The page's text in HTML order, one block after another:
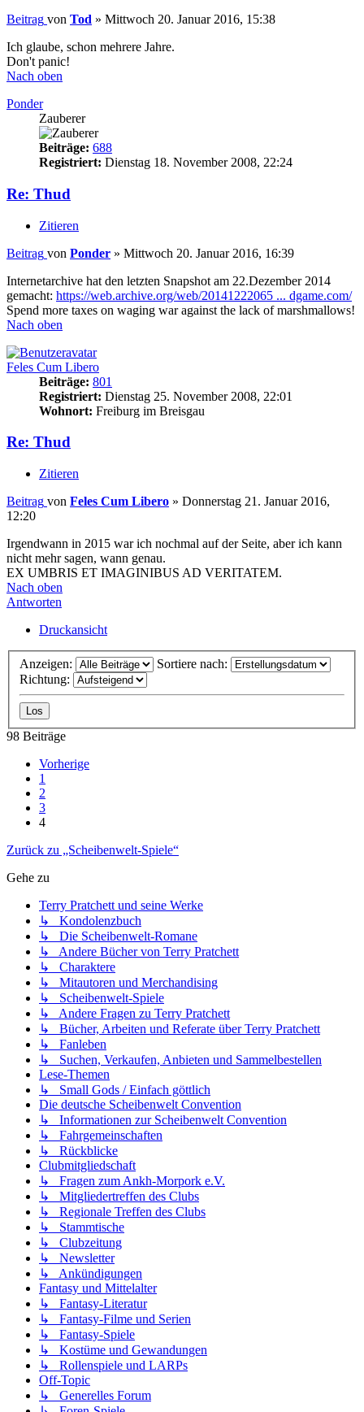
Beitrag von Tod » Mittwoch 20. Januar 2016, 15:38
Ich glaube, schon mehrere Jahre.
Don't panic!
Nach oben
Ponder
Zauberer
Beiträge: 688
Registriert: Dienstag 18. November 2008, 22:24
Re: Thud
Zitieren
Beitrag von Ponder » Mittwoch 20. Januar 2016, 16:39
Internetarchive hat den letzten Snapshot am 22.Dezember 2014
gemacht: https://web.archive.org/web/20141222065 ... dgame.com/
Spend more taxes on waging war against the lack of marshmallows!
Nach oben
Feles Cum Libero
Beiträge: 801
Registriert: Dienstag 25. November 2008, 22:01
Wohnort: Freiburg im Breisgau
Re: Thud
Zitieren
Beitrag von Feles Cum Libero » Donnerstag 21. Januar 2016,
12:20
Irgendwann in 2015 war ich nochmal auf der Seite, aber ich kann
nicht mehr sagen, wann genau.
EX UMBRIS ET IMAGINIBUS AD VERITATEM.
Nach oben
Antworten
Druckansicht
Anzeigen:
Sortiere nach:
Richtung:
98 Beiträge
Vorherige
1
2
3
4
Zurück zu „Scheibenwelt-Spiele“
Gehe zu
Terry Pratchett und seine Werke
↳ Kondolenzbuch
↳ Die Scheibenwelt-Romane
↳ Andere Bücher von Terry Pratchett
↳ Charaktere
↳ Mitautoren und Merchandising
↳ Scheibenwelt-Spiele
↳ Andere Fragen zu Terry Pratchett
↳ Bücher, Arbeiten und Referate über Terry Pratchett
↳ Fanleben
↳ Suchen, Verkaufen, Anbieten und Sammelbestellen
Lese-Themen
↳ Small Gods / Einfach göttlich
Die deutsche Scheibenwelt Convention
↳ Informationen zur Scheibenwelt Convention
↳ Fahrgemeinschaften
↳ Rückblicke
Clubmitgliedschaft
↳ Fragen zum Ankh-Morpork e.V.
↳ Mitgliedertreffen des Clubs
↳ Regionale Treffen des Clubs
↳ Stammtische
↳ Clubzeitung
↳ Newsletter
↳ Ankündigungen
Fantasy und Mittelalter
↳ Fantasy-Literatur
↳ Fantasy-Filme und Serien
↳ Fantasy-Spiele
↳ Kostüme und Gewandungen
↳ Rollenspiele und LARPs
Off-Topic
↳ Generelles Forum